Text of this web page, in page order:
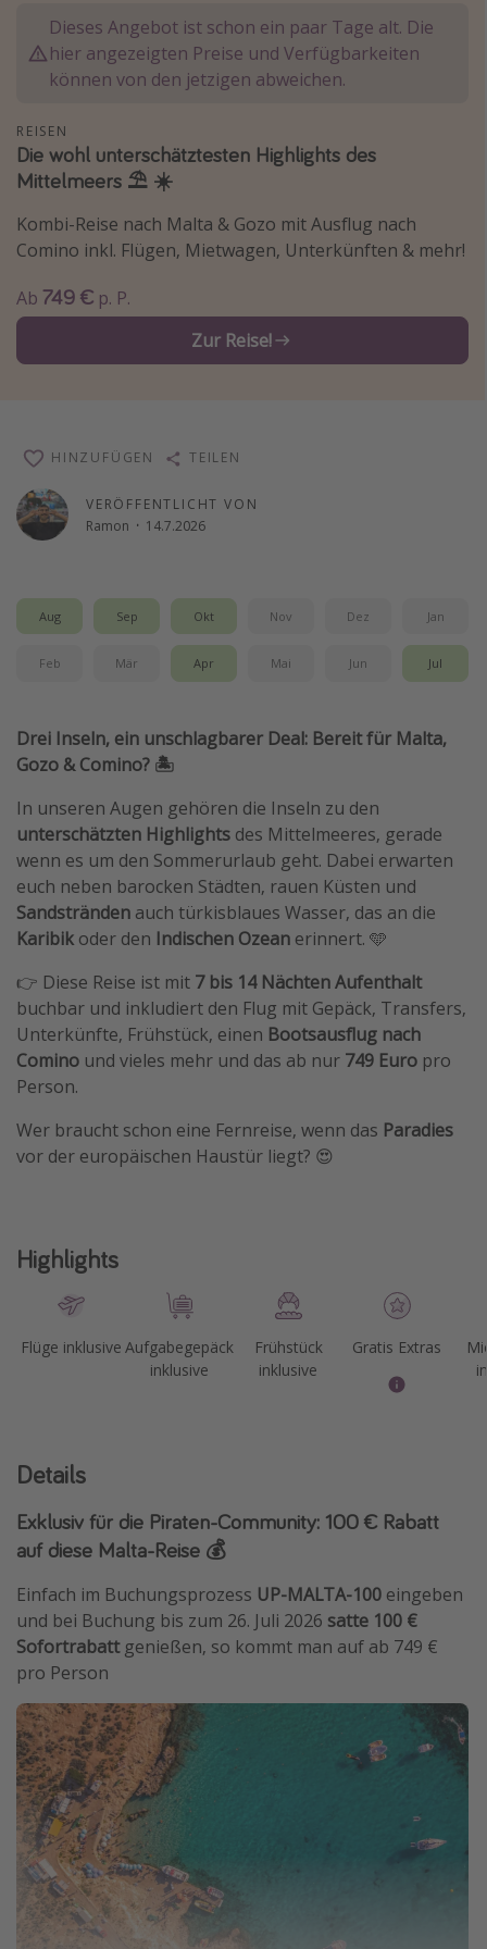
Lombardei
Korsika
Reisethemen
Städtereisen
Wellnessurlaub
Reise Journal
Beste Reiseziele 20225
Dieses Angebot ist schon ein paar Tage alt. Die
hier angezeigten Preise und Verfügbarkeiten
können von den jetzigen abweichen.
REISEN
Die wohl unterschätztesten Highlights des
Mittelmeers ⛱️ ☀️
Kombi-Reise nach Malta & Gozo mit Ausflug nach
Comino inkl. Flügen, Mietwagen, Unterkünften & mehr!
Ab 749 € p. P.
Zur Reise!
VERÖFFENTLICHT VON
Ramon · 14.7.2026
HINZUFÜGEN TEILEN
Aug Sep Okt Nov Dez Jan
Feb Mär Apr Mai Jun Jul
Drei Inseln, ein unschlagbarer Deal: Bereit für Malta,
Gozo & Comino? 🏝️
In unseren Augen gehören die Inseln zu den
unterschätzten Highlights des Mittelmeeres, gerade
wenn es um den Sommerurlaub geht. Dabei erwarten
euch neben barocken Städten, rauen Küsten und
Sandstränden auch türkisblaues Wasser, das an die
Karibik oder den Indischen Ozean erinnert. 🩵
👉 Diese Reise ist mit 7 bis 14 Nächten Aufenthalt
buchbar und inkludiert den Flug mit Gepäck, Transfers,
Unterkünfte, Frühstück, einen Bootsausflug nach
Comino und vieles mehr und das ab nur 749 Euro pro
Person.
Wer braucht schon eine Fernreise, wenn das Paradies
vor der europäischen Haustür liegt? 😍
Highlights
Flüge inklusive Aufgabegepäck
inklusive
Frühstück
inklusive
Gratis Extras
Details
Exklusiv für die Piraten-Community: 100 € Rabatt
auf diese Malta-Reise 💰
Einfach im Buchungsprozess UP-MALTA-100 eingeben
und bei Buchung bis zum 26. Juli 2026 satte 100 €
Sofortrabattgenießen, so kommt man auf ab 749 €
pro Person